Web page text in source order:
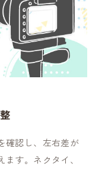
確認し、左右差が
す。ネクタイ、